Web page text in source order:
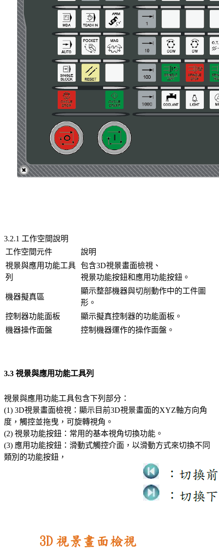
3.2.1 工作空間說明
工作空間元件
說明
視景與應用功能工具
列
包含3D視景畫面檢視、
視景功能按鈕和應用功能按鈕。
機器擬真區
顯示整部機器與切削動作中的工件圖
形。
控制器功能面板
顯示擬真控制器的功能面板。
機器操作面盤
控制機器運作的操作面盤。
3.3 視景與應用功能工具列
視景與應用功能工具包含下列部分：
(1) 3D視景畫面檢視：顯示目前3D視景畫面的XYZ軸方向角
度，觸控並拖曳，可旋轉視角。
(2) 視景功能按鈕：常用的基本視角切換功能。
(3) 應用功能按鈕：滑動式觸控介面，以滑動方式來切換不同
類別的功能按鈕，